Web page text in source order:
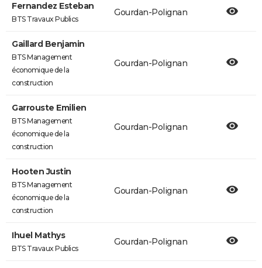
Fernandez Esteban
BTS Travaux Publics
Gourdan-Polignan
Gaillard Benjamin
BTS Management
économique de la
construction
Gourdan-Polignan
Garrouste Emilien
BTS Management
économique de la
construction
Gourdan-Polignan
Hooten Justin
BTS Management
économique de la
construction
Gourdan-Polignan
Ihuel Mathys
BTS Travaux Publics
Gourdan-Polignan